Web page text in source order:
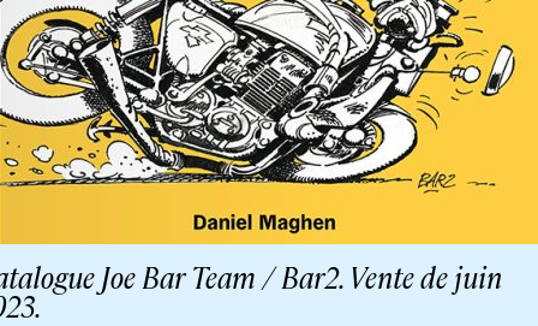
Joe Bar Team / Bar2. Vente de juin